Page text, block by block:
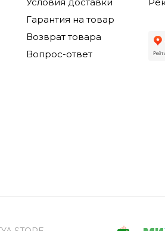
Гарантия на товар
Возврат товара
Вопрос-ответ